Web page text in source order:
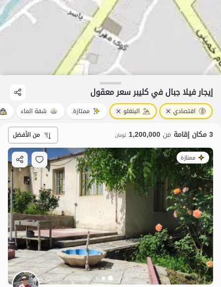
إيجار فيلا جبال في کلیبر سعر معقول
اقتصادي البنغلو ممتازة. شفة الماء
3 مكان إقامة من 1,200,000 تومان من الأفضل
ممتازة